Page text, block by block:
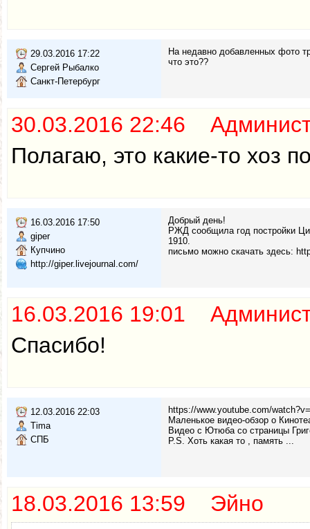
29.03.2016 17:22
Сергей Рыбалко
Санкт-Петербург
На недавно добавленных фото
что это??
30.03.2016 22:46
Полагаю, это какие-то хоз
16.03.2016 17:50
giper
Купчино
http://giper.livejournal.com/
Добрый день!
РЖД сообщила год постройки
1910.
письмо можно скачать здесь:
16.03.2016 19:01
Спасибо!
12.03.2016 22:03
Tima
СПБ
https://www.youtube.com/
Маленькое видео-обзор о
Видео с Ютюба со страницы
P.S. Хоть какая то , память ...
18.03.2016 13:59 Эйно